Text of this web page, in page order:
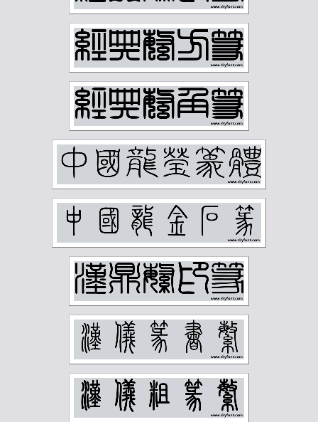
石鲁 祁崑
祝嘉
秦咢生 程璋
章士钊
童雪鸿 端方
反字字典
简经纶 篆刻字典
经亨颐
罗振玉 罗福颐
翁同龢
胡佩衡 胡光炜
胡钁
萧劳 萧娴
萧蜕庵
萧龙士 董寿平
蒋汝藻
蔡鹤汀 蔡鹤洲
虚谷
裴景福 诸乐三
谢国桢
谢稚柳 谭延闿
费念慈
赵石 赵铁山
邓尔雅
邵宇
郑孝胥 郑文焯
郑昶
郭味蕖 郭沫若
郭风惠
金石大字典 钟刚中
钱君匋
钱松岩 钱瘦铁
陆俨少
陆抑非 陆维钊
陈之佛
陈叔亮 陈叔通
陈君藻
陈子庄 陈少梅
陈巨来
陈缘督 陈衡恪
陶博吾
顾廷龙 顾麟士
马一浮
马公愚 马叙伦
马晋
高二适 高剑父
高奇峰